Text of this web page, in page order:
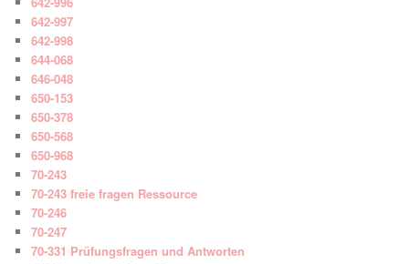
642-997
642-998
644-068
646-048
650-153
650-378
650-568
650-968
70-243
70-243 freie fragen Ressource
70-246
70-247
70-331 Prüfungsfragen und Antworten